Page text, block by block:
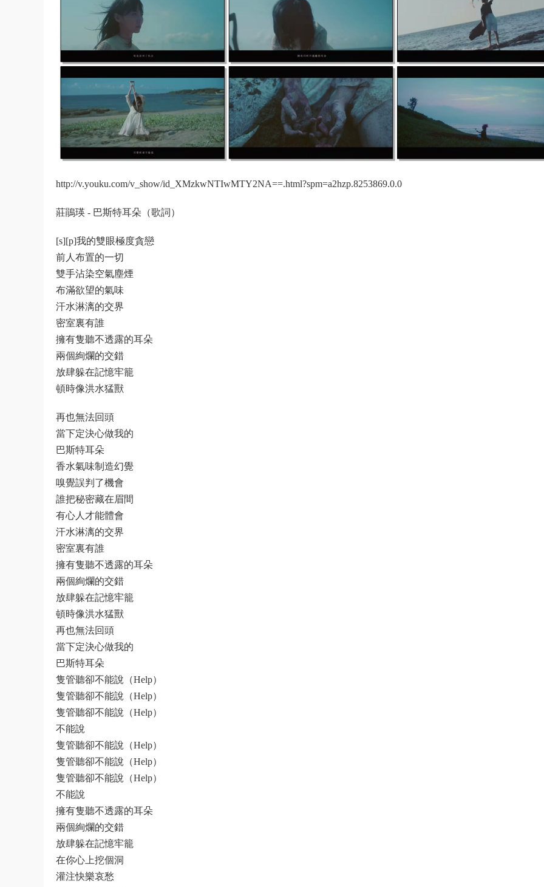
http://v.youku.com/v_show/id_XMzkwNTIwMTY2NA==.html?spm=a2hzp.8253869.0.0
莊鵑瑛 - 巴斯特耳朵（歌詞）
[s][p]我的雙眼極度貪戀
前人布置的一切
雙手沾染空氣塵煙
布滿欲望的氣味
汗水淋漓的交界
密室裏有誰
擁有隻聽不透露的耳朵
兩個絢爛的交錯
放肆躲在記憶牢籠
頓時像洪水猛獸
再也無法回頭
當下定決心做我的
巴斯特耳朵
香水氣味制造幻覺
嗅覺誤判了機會
誰把秘密藏在眉間
有心人才能體會
汗水淋漓的交界
密室裏有誰
擁有隻聽不透露的耳朵
兩個絢爛的交錯
放肆躲在記憶牢籠
頓時像洪水猛獸
再也無法回頭
當下定決心做我的
巴斯特耳朵
隻管聽卻不能說（Help）
隻管聽卻不能說（Help）
隻管聽卻不能說（Help）
不能說
隻管聽卻不能說（Help）
隻管聽卻不能說（Help）
隻管聽卻不能說（Help）
不能說
擁有隻聽不透露的耳朵
兩個絢爛的交錯
放肆躲在記憶牢籠
在你心上挖個洞
灌注快樂哀愁